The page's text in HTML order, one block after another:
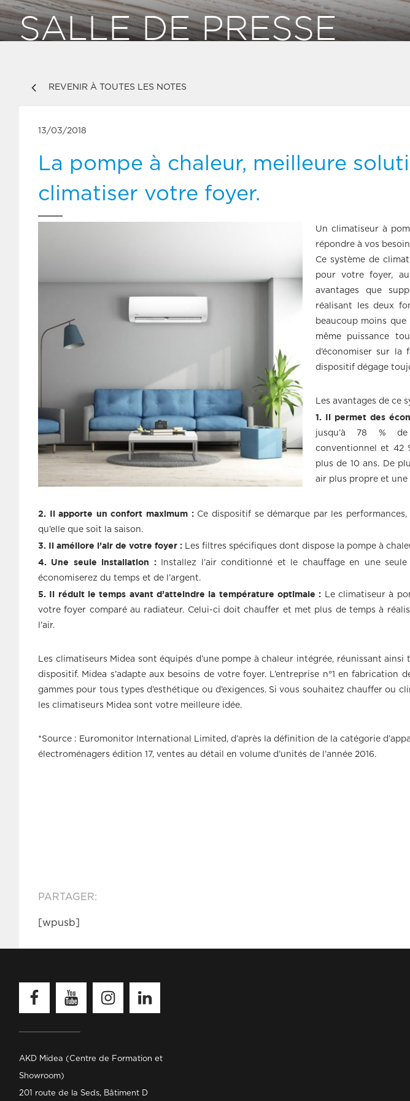
SALLE DE PRESSE
REVENIR À TOUTES LES NOTES
13/03/2018
La pompe à chaleur, meilleure
climatiser votre foyer.
Un climatiseur à
répondre à vos
Ce système de
pour votre foyer,
avantages que
réalisant les deux
beaucoup moins
même puissance
d’économiser sur la
dispositif dégage
Les avantages de ce
1. Il permet des
jusqu’à 78 % de
conventionnel et 42
plus de 10 ans. De
air plus propre et
2. Il apporte un confort maximum :Ce dispositif se démarque par les
qu’elle que soit la saison.
3. Il améliore l’air de votre foyer : Les filtres spécifiques dont dispose la pompe à
4. Une seule installation :Installez l’air conditionné et le chauffage en une
économiserez du temps et de l’argent.
5. Il réduit le temps avant d’atteindre la température optimale : Le climatiseur à
votre foyer comparé au radiateur. Celui-ci doit chauffer et met plus de temps à
l’air.
Les climatiseurs Midea sont équipés d’une pompe à chaleur intégrée, réunissant
dispositif. Midea s’adapte aux besoins de votre foyer. L’entreprise n°1 en fabrication
gammes pour tous types d’esthétique ou d’exigences. Si vous souhaitez chauffer ou
les climatiseurs Midea sont votre meilleure idée.
*Source : Euromonitor International Limited, d’après la définition de la catégorie
électroménagers édition 17, ventes au détail en volume d’unités de l’année 2016.
PARTAGER:
[wpusb]
AKD Midea (Centre de Formation et
Showroom)
201 route de la Seds, Bâtiment D